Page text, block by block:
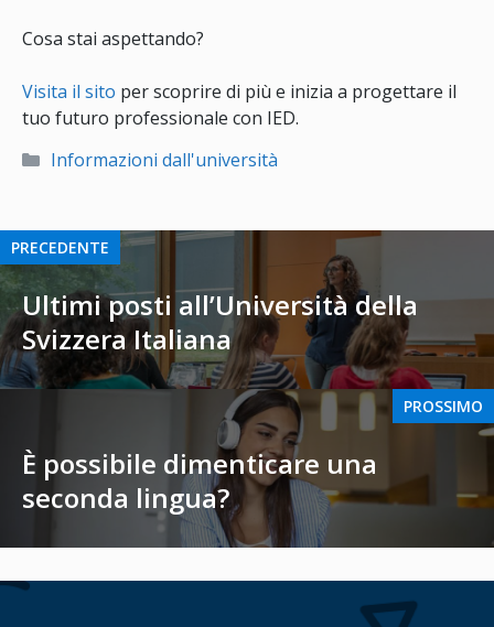
Cosa stai aspettando?
Visita il sito per scoprire di più e inizia a progettare il
tuo futuro professionale con IED.
Categorie
Informazioni dall'università
PRECEDENTE
Ultimi posti all’Università della
Svizzera Italiana
PROSSIMO
È possibile dimenticare una
seconda lingua?